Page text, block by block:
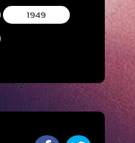
1949